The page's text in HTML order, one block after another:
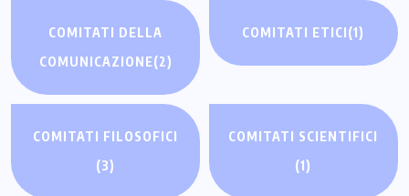
COMITATI DELLA
COMUNICAZIONE(2)
COMITATI ETICI(1)
COMITATI FILOSOFICI
(3)
COMITATI SCIENTIFICI
(1)